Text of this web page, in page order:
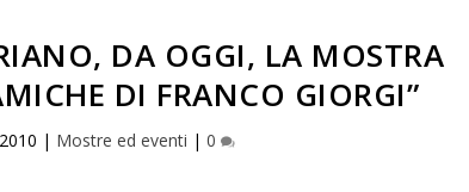
DA OGGI, LA MOSTRA
DI FRANCO GIORGI”
| Mostre ed eventi |0